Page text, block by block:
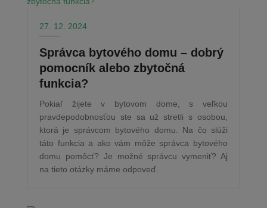
27. 12. 2024
Správca bytového domu – dobrý
pomocník alebo zbytočná
funkcia?
Pokiaľ žijete v bytovom dome, s veľkou
pravdepodobnosťou ste sa už stretli s osobou,
ktorá je správcom bytového domu. Na čo slúži
táto funkcia a ako vám môže správca bytového
domu pomôcť? Je možné správcu vymeniť? Aj
na tieto otázky máme odpoveď.